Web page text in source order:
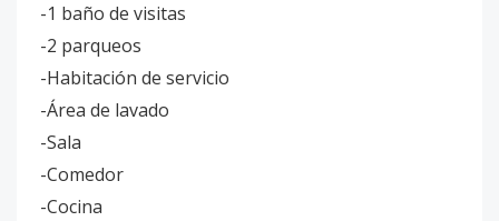
-1 baño de visitas
-2 parqueos
-Habitación de servicio
-Área de lavado
-Sala
-Comedor
-Cocina